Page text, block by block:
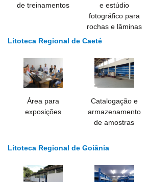
de treinamentos
e estúdio
fotográfico para
rochas e lâminas
Litoteca Regional de Caeté
Área para
exposições
Catalogação e
armazenamento
de amostras
Litoteca Regional de Goiânia